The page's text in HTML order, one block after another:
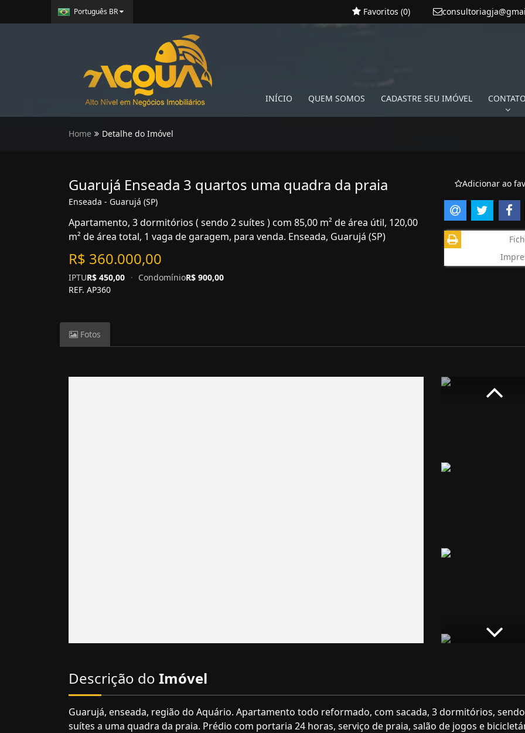
Português BR Favoritos (0)
INÍCIO QUEM SOMOS CADASTRE SEU IMÓVEL CONTATO
Home Detalhe do Imóvel
Guarujá Enseada 3 quartos uma quadra da praia
Enseada - Guarujá (SP)
Apartamento, 3 dormitórios ( sendo 2 suítes ) com 85,00 m² de área útil, 120,00
m² de área total, 1 vaga de garagem, para venda. Enseada, Guarujá (SP)
R$ 360.000,00
IPTUR$ 450,00 · CondomínioR$ 900,00
REF. AP360
Adicionar ao
Fotos
Descrição do Imóvel
Guarujá, enseada, região do Aquário. Apartamento todo reformado, com sacada, 3 dormitórios,
suítes a uma quadra da praia. Prédio com portaria 24 horas, serviço de praia, salão de jogos e